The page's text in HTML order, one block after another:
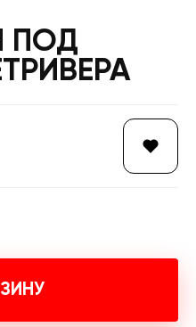
ПОД